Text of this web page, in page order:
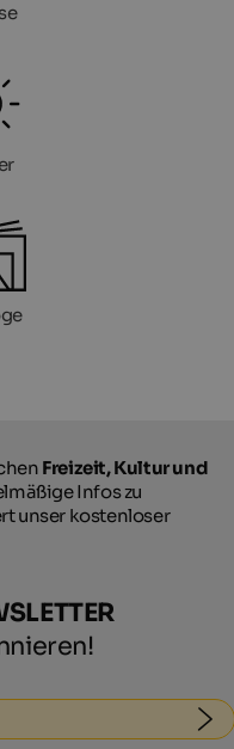
Freizeit, Kultur und
Infos zu
unser kostenloser